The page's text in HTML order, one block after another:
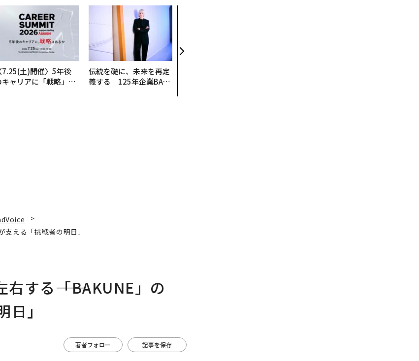
7.25(土)開催〉5年後
キャリアに「戦略」は
伝統を礎に、未来を再定
義する 125年企業BAT
支える「挑戦者の明日」
する――「BAKUNE」の
」
著者フォロー 記事を保存